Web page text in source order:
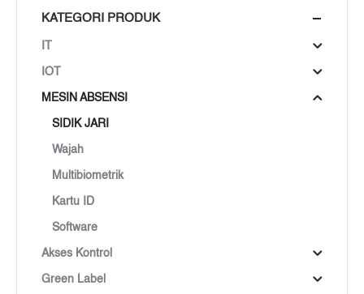
KATEGORI PRODUK
IOT
MESIN ABSENSI
SIDIK JARI
Wajah
Multibiometrik
Kartu ID
Software
Akses Kontrol
Green Label